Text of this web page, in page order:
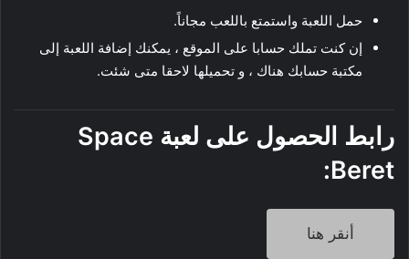
حمل اللعبة واستمتع باللعب مجاناً.
إن كنت تملك حسابا على الموقع ، يمكنك إضافة اللعبة إلى
مكتبة حسابك هناك ، و تحميلها لاحقا متى شئت.
رابط الحصول على لعبة Space
Beret
:
أنقر هنا